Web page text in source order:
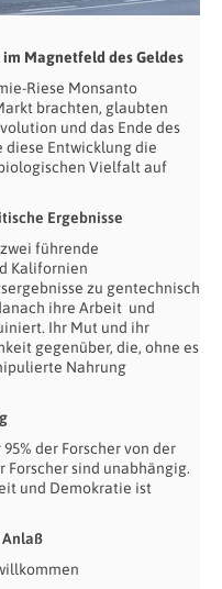
im Magnetfeld des Geldes
Riese Monsanto
brachten, glaubten
und das Ende des
Entwicklung die
Vielfalt auf
Ergebnisse
führende
Kalifornien
zu gentechnisch
ihre Arbeit und
Ihr Mut und ihr
gegenüber, die, ohne es
Nahrung
der Forscher von der
Forscher sind unabhängig.
und Demokratie ist